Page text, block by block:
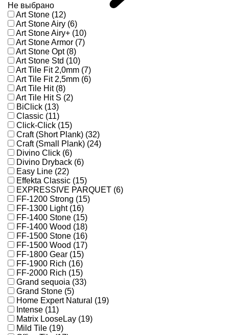
Не выбрано
Art Stone (12)
Art Stone Airy (6)
Art Stone Airy+ (10)
Art Stone Armor (7)
Art Stone Opt (8)
Art Stone Std (10)
Art Tile Fit 2,0mm (7)
Art Tile Fit 2,5mm (6)
Art Tile Hit (8)
Art Tile Hit S (2)
BiClick (13)
Classic (11)
Click-Click (15)
Craft (Short Plank) (32)
Craft (Small Plank) (24)
Divino Click (6)
Divino Dryback (6)
Easy Line (22)
Effekta Classic (15)
EXPRESSIVE PARQUET (6)
FF-1200 Strong (15)
FF-1300 Light (16)
FF-1400 Stone (15)
FF-1400 Wood (18)
FF-1500 Stone (16)
FF-1500 Wood (17)
FF-1800 Gear (15)
FF-1900 Rich (16)
FF-2000 Rich (15)
Grand sequoia (33)
Grand Stone (5)
Home Expert Natural (19)
Intense (11)
Matrix LooseLay (19)
Mild Tile (19)